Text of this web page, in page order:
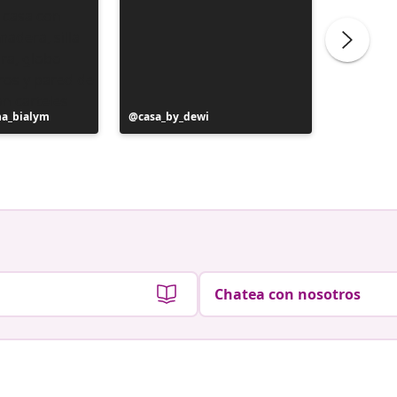
Publicación
realizada
casa_by_dewi
Chatea con nosotros